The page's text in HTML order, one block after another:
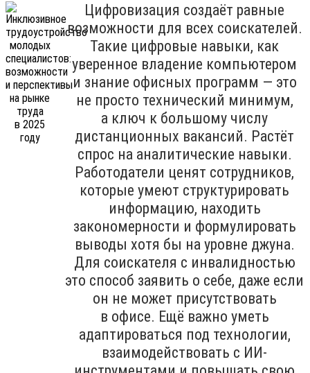
Цифровизация создаёт равные
возможности для всех соискателей.
Такие цифровые навыки, как
уверенное владение компьютером
и знание офисных программ — это
не просто технический минимум,
а ключ к большому числу
дистанционных вакансий. Растёт
спрос на аналитические навыки.
Работодатели ценят сотрудников,
которые умеют структурировать
информацию, находить
закономерности и формулировать
выводы хотя бы на уровне джуна.
Для соискателя с инвалидностью
это способ заявить о себе, даже если
он не может присутствовать
в офисе. Ещё важно уметь
адаптироваться под технологии,
взаимодействовать с ИИ-